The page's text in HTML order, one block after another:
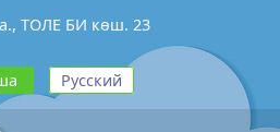
ТОЛЕ БИ көш. 23
Русский